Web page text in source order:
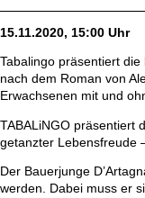
15.11.2020, 15:00 Uhr
Tabalingo präsentiert die
nach dem Roman von
Erwachsenen mit und
TABALiNGO präsentiert
getanzter Lebensfreude
Der Bauerjunge
werden. Dabei muss er